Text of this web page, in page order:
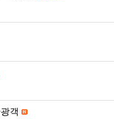
객